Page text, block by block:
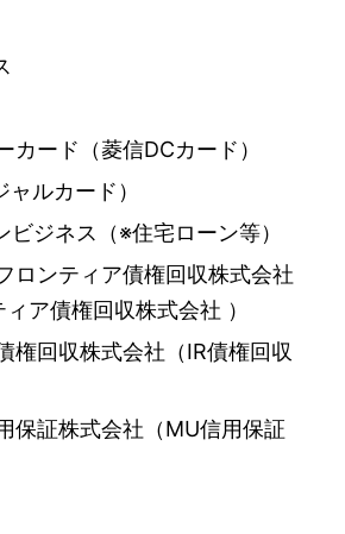
カード（菱信DCカード）
ルカード）
ビジネス（※住宅ローン等）
ロンティア債権回収株式会社
ィア債権回収株式会社 ）
権回収株式会社（IR債権回収
保証株式会社（MU信用保証